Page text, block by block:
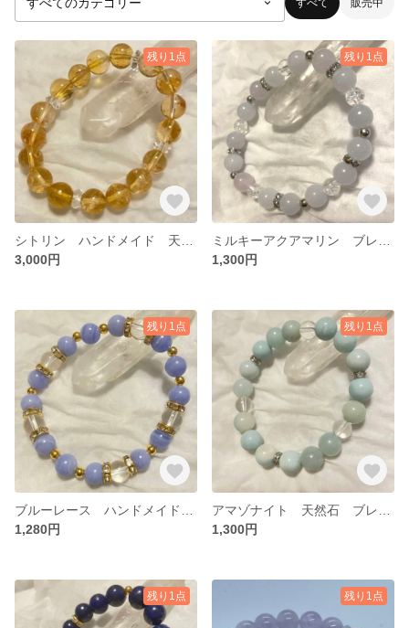
残り1点
3,000円
残り1点
1,300円
残り1点
1,280円
残り1点
1,300円
残り1点 残り1点